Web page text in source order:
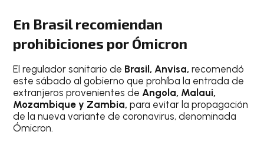
En Brasil recomiendan
prohibiciones por Ómicron
El regulador sanitario de Brasil, Anvisa, recomendó
este sábado al gobierno que prohíba la entrada de
extranjeros provenientes deAngola, Malaui,
Mozambique y Zambia,para evitar la propagación
de la nueva variante de coronavirus, denominada
Ómicron.